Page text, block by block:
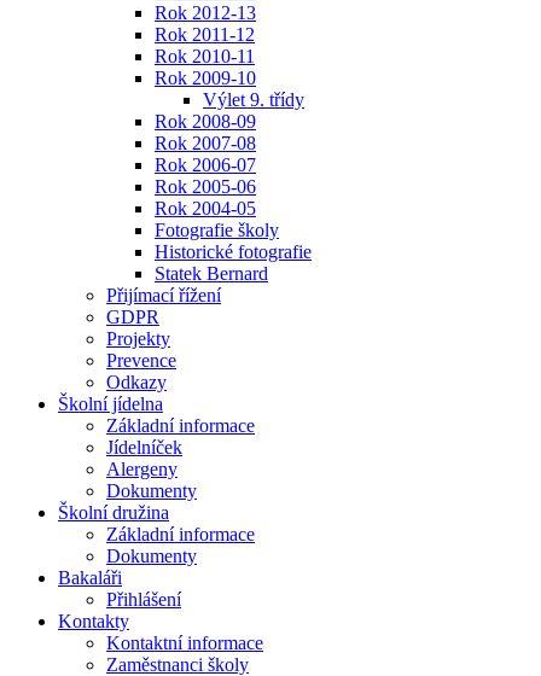
Rok 2012-13
Rok 2011-12
Rok 2010-11
Rok 2009-10
Výlet 9. třídy
Rok 2008-09
Rok 2007-08
Rok 2006-07
Rok 2005-06
Rok 2004-05
Fotografie školy
Historické fotografie
Statek Bernard
Přijímací řížení
GDPR
Projekty
Prevence
Odkazy
Školní jídelna
Základní informace
Jídelníček
Alergeny
Dokumenty
Školní družina
Základní informace
Dokumenty
Bakaláři
Přihlášení
Kontakty
Kontaktní informace
Zaměstnanci školy